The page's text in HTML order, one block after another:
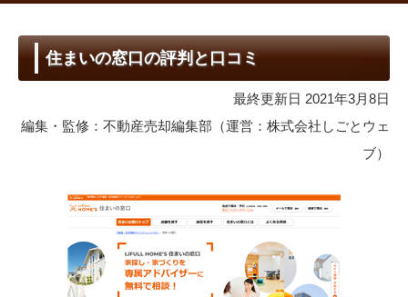
住まいの窓口の評判と口コミ
最終更新日 2021年3月8日
編集・監修：不動産売却編集部（運営：株式会社しごとウェ
ブ）